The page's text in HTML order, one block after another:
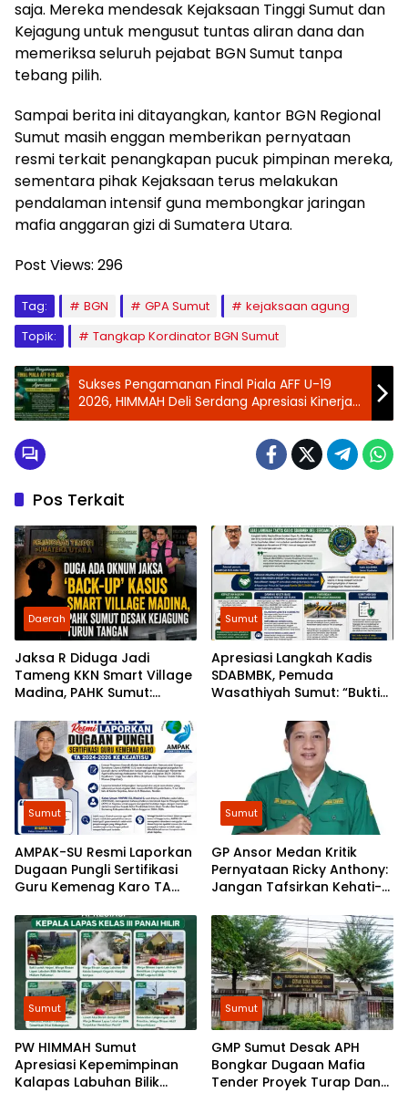
saja. Mereka mendesak Kejaksaan Tinggi Sumut dan
Kejagung untuk mengusut tuntas aliran dana dan
memeriksa seluruh pejabat BGN Sumut tanpa
tebang pilih.
Sampai berita ini ditayangkan, kantor BGN Regional
Sumut masih enggan memberikan pernyataan
resmi terkait penangkapan pucuk pimpinan mereka,
sementara pihak Kejaksaan terus melakukan
pendalaman intensif guna membongkar jaringan
mafia anggaran gizi di Sumatera Utara.
Post Views: 296
Tag: BGN GPA Sumut
kejaksaan agung
Topik:
Tangkap Kordinator BGN Sumut
Sukses Pengamanan Final Piala AFF U-19
2026, HIMMAH Deli Serdang Apresiasi Kinerja
Kombes Hendria Lesmana
Pos Terkait
Daerah
Jaksa R Diduga Jadi
Tameng KKN Smart Village
Madina, PAHK Sumut:
Jangan Ada yang Kebal
Hukum!
Sumut
Apresiasi Langkah Kadis
SDABMBK, Pemuda
Wasathiyah Sumut: “Bukti
Berlandaskan Hukum”
Sumut
AMPAK-SU Resmi Laporkan
Dugaan Pungli Sertifikasi
Guru Kemenag Karo TA
Sumut
GP Ansor Medan Kritik
Pernyataan Ricky Anthony:
Jangan Tafsirkan Kehati-
Arogansi
Sumut
​PW HIMMAH Sumut
Apresiasi Kepemimpinan
Kalapas Labuhan Bilik
Sumut
GMP Sumut Desak APH
Bongkar Dugaan Mafia
Tender Proyek Turap Dan